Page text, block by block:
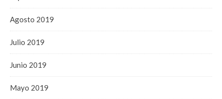
Agosto 2019
Julio 2019
Junio 2019
Mayo 2019